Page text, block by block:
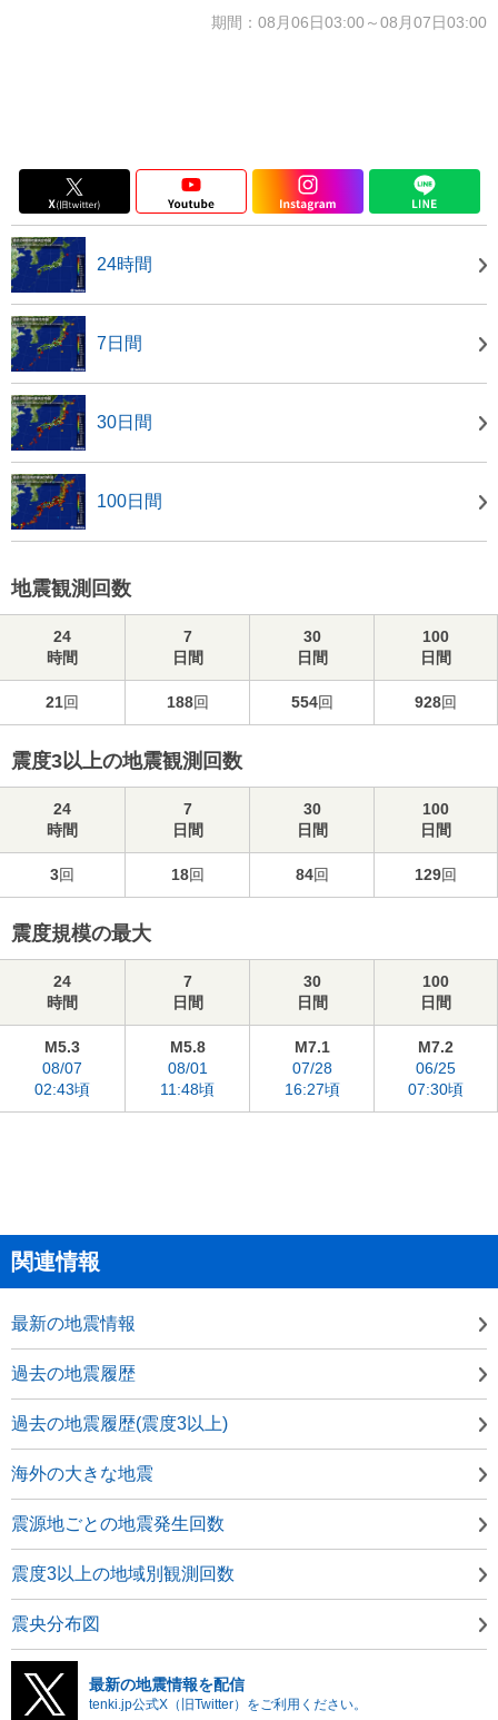
期間：08月06日03:00～08月07日03:00
24時間
7日間
30日間
100日間
地震観測回数
24
時間
7
日間
30
日間
100
日間
21回 188回 554回 928回
震度3以上の地震観測回数
24
時間
7
日間
30
日間
100
日間
3回 18回 84回 129回
震度規模の最大
24
時間
7
日間
30
日間
100
日間
M5.3
08/07
02:43頃
M5.8
08/01
11:48頃
M7.1
07/28
16:27頃
M7.2
06/25
07:30頃
関連情報
最新の地震情報
過去の地震履歴
過去の地震履歴(震度3以上)
海外の大きな地震
震源地ごとの地震発生回数
震度3以上の地域別観測回数
震央分布図
最新の地震情報を配信
tenki.jp公式X（旧Twitter）をご利用ください。